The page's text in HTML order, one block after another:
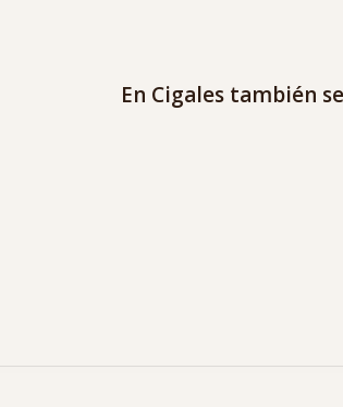
En Cigales también